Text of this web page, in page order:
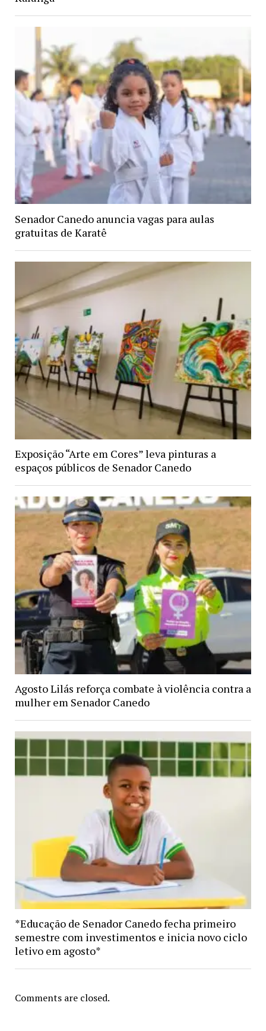
Senador Canedo anuncia vagas para aulas
gratuitas de Karatê
Exposição “Arte em Cores” leva pinturas a
espaços públicos de Senador Canedo
Agosto Lilás reforça combate à violência contra a
mulher em Senador Canedo
*Educação de Senador Canedo fecha primeiro
semestre com investimentos e inicia novo ciclo
letivo em agosto*
Comments are closed.